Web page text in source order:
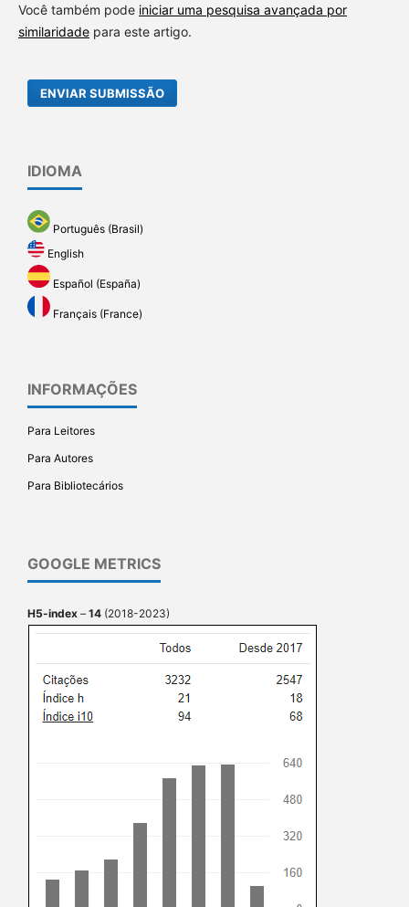
Você também pode iniciar uma pesquisa avançada por
similaridadepara este artigo.
ENVIAR SUBMISSÃO
IDIOMA
Português (Brasil)
English
Español (España)
Français (France)
INFORMAÇÕES
Para Leitores
Para Autores
Para Bibliotecários
GOOGLE METRICS
H5-index – 14 (2018-2023)